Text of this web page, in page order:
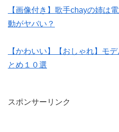
【画像付き】歌手chayの姉は
動がヤバい？
【かわいい】【おしゃれ】モ
とめ１０選
スポンサーリンク